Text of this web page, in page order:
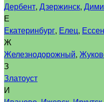
Дербент, Дзержинск,
Е
Екатеринбург, Елец,
Ж
Железнодорожный,
З
Златоуст
И